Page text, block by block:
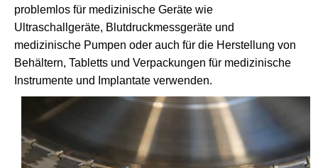
problemlos für medizinische Geräte wie
Ultraschallgeräte, Blutdruckmessgeräte und
medizinische Pumpen oder auch für die Herstellung von
Behältern, Tabletts und Verpackungen für medizinische
Instrumente und Implantate verwenden.